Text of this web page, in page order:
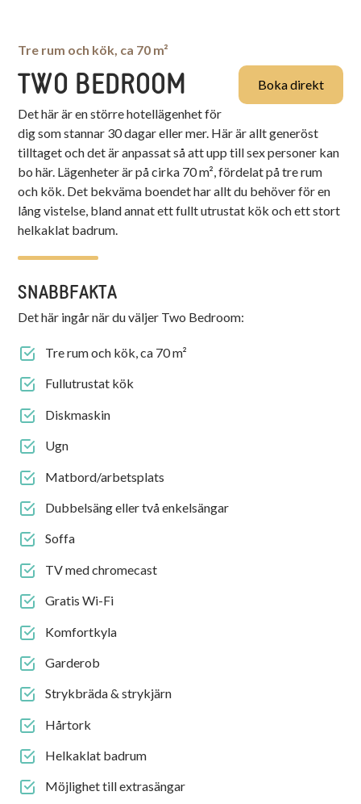
Tre rum och kök, ca 70 m²
Boka direkt
TWO BEDROOM
Det här är en större hotellägenhet för
dig som stannar 30 dagar eller mer. Här är allt generöst
tilltaget och det är anpassat så att upp till sex personer kan
bo här. Lägenheter är på cirka 70 m², fördelat på tre rum
och kök. Det bekväma boendet har allt du behöver för en
lång vistelse, bland annat ett fullt utrustat kök och ett stort
helkaklat badrum.
SNABBFAKTA
Det här ingår när du väljer Two Bedroom:
Tre rum och kök, ca 70 m²
Fullutrustat kök
Diskmaskin
Ugn
Matbord/arbetsplats
Dubbelsäng eller två enkelsängar
Soffa
TV med chromecast
Gratis Wi-Fi
Komfortkyla
Garderob
Strykbräda & strykjärn
Hårtork
Helkaklat badrum
Möjlighet till extrasängar